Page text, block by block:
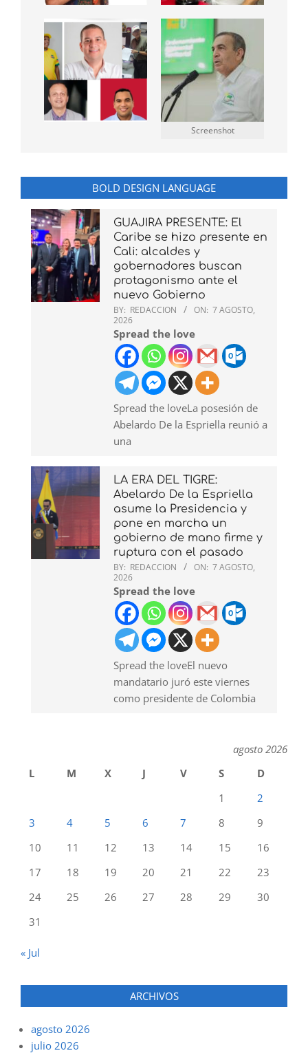
Screenshot
BOLD DESIGN LANGUAGE
GUAJIRA PRESENTE: El
Caribe se hizo presente en
Cali: alcaldes y
gobernadores buscan
protagonismo ante el
nuevo Gobierno
BY: REDACCION ON: 7 AGOSTO,
2026
Spread the love
Spread the loveLa posesión de
Abelardo De la Espriella reunió a
una
LA ERA DEL TIGRE:
Abelardo De la Espriella
asume la Presidencia y
pone en marcha un
gobierno de mano firme y
ruptura con el pasado
BY: REDACCION ON: 7 AGOSTO,
2026
Spread the love
Spread the loveEl nuevo
mandatario juró este viernes
como presidente de Colombia
agosto 2026
L
M X J V S
D
1
2
3
4 5 6 7 8
9
10
11 12 13 14 15
16
17
18 19 20 21 22
23
24
25 26 27 28 29
30
31
« Jul
ARCHIVOS
agosto 2026
julio 2026